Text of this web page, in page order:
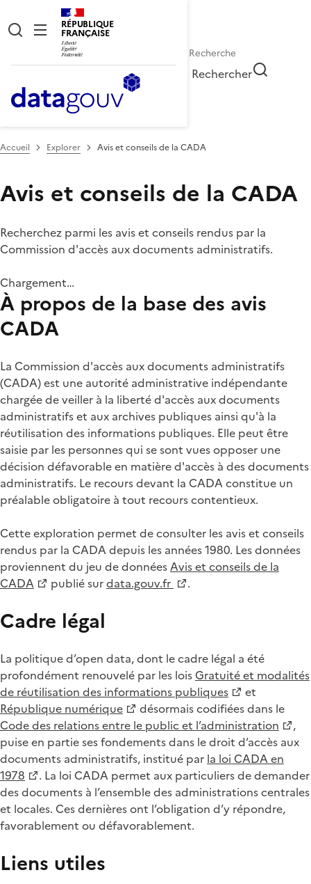
RÉPUBLIQUE
FRANÇAISE
Rechercher
Accueil Explorer Avis et conseils de la CADA
Avis et conseils de la CADA
Recherchez parmi les avis et conseils rendus par la
Commission d'accès aux documents administratifs.
Chargement…
À propos de la base des avis
CADA
La Commission d'accès aux documents administratifs
(CADA) est une autorité administrative indépendante
chargée de veiller à la liberté d'accès aux documents
administratifs et aux archives publiques ainsi qu'à la
réutilisation des informations publiques. Elle peut être
saisie par les personnes qui se sont vues opposer une
décision défavorable en matière d'accès à des documents
administratifs. Le recours devant la CADA constitue un
préalable obligatoire à tout recours contentieux.
Cette exploration permet de consulter les avis et conseils
rendus par la CADA depuis les années 1980. Les données
proviennent du jeu de donnéesAvis et conseils de la
CADA
publié surdata.gouv.fr .
Cadre légal
La politique d’open data, dont le cadre légal a été
profondément renouvelé par les loisGratuité et modalités
de réutilisation des informations publiques
et
République numérique
désormais codifiées dans le
Code des relations entre le public et l’administration
,
puise en partie ses fondements dans le droit d’accès aux
documents administratifs, institué par la loi CADA en
1978
. La loi CADA permet aux particuliers de demander
des documents à l’ensemble des administrations centrales
et locales. Ces dernières ont l’obligation d’y répondre,
favorablement ou défavorablement.
Liens utiles